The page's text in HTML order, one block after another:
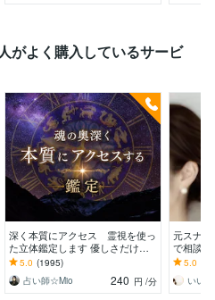
がよく購入しているサービ
深く本質にアクセス 霊視を使っ
た立体鑑定します 優しさだけで
終わらない本音を読む鑑定です
5.0 (1995)
占い師☆Mio
240 円 /分
元スナ
で相談
せんか❤️
5.0
いい